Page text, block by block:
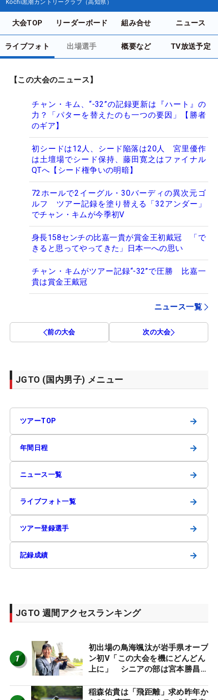
Kochi黒潮カントリークラブ（高知県）
大会TOP リーダーボード 組み合せ ニュース
ライブフォト 出場選手 概要など TV放送予定
【この大会のニュース】
チャン・キム、“-32”の記録更新は『ハート』の
力？「パターを替えたのも一つの要因」【勝者
のギア】
初シードは12人、シード陥落は20人 宮里優作
は土壇場でシード保持、藤田寛之はファイナル
QTへ【シード権争いの明暗】
72ホールで2イーグル・30バーディの異次元ゴ
ルフ ツアー記録を塗り替える「32アンダー」
でチャン・キムが今季初V
身長158センチの比嘉一貴が賞金王初戴冠 「で
きると思ってやってきた」日本一への思い
チャン・キムがツアー記録“-32”で圧勝 比嘉一
貴は賞金王戴冠
ニュース一覧
前の大会 次の大会
JGTO (国内男子) メニュー
ツアーTOP →
年間日程 →
ニュース一覧 →
ライブフォト一覧 →
ツアー登録選手 →
記録成績 →
JGTO 週間アクセスランキング
1
初出場の鳥海颯汰が岩手県オープ
ン初V「この大会を機にどんどん
上に」 シニアの部は宮本勝昌が
稲森佑貴は「飛距離」求め昨年か